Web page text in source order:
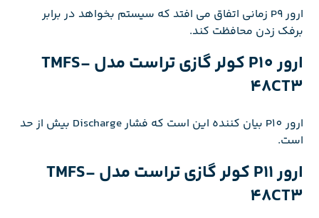
ارور P9 زمانی اتفاق می افتد که سیستم بخواهد در برابر
برفک زدن محافظت کند.
ارور P10 کولر گازی تراست مدل TMFS-
48CT3
ارور P10 بیان کننده این است که فشار Discharge بیش از حد
است.
ارور P11 کولر گازی تراست مدل TMFS-
48CT3